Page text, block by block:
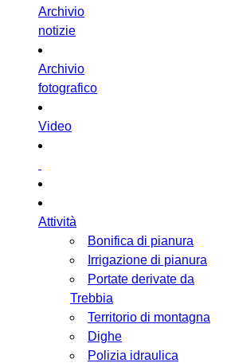
Archivio
notizie
Archivio
fotografico
Video
Attività
Bonifica di pianura
Irrigazione di pianura
Portate derivate da
Trebbia
Territorio di montagna
Dighe
Polizia idraulica